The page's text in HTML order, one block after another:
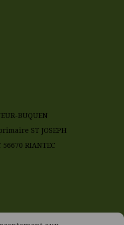
BUQUEN
ST JOSEPH
56670 RIANTEC